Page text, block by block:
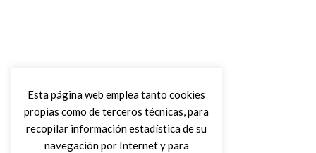
Esta página web emplea tanto cookies
propias como de terceros técnicas, para
recopilar información estadística de su
navegación por Internet y para